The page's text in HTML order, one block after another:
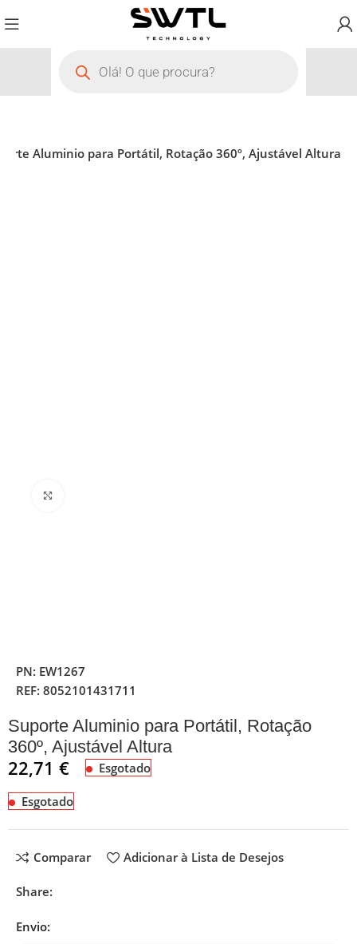
Aluminio para Portátil, Rotação 360º, Ajustável Altura
PN: EW1267
REF:8052101431711
Suporte Aluminio para Portátil, Rotação
360º, Ajustável Altura
22,71€ Esgotado
Esgotado
Comparar Adicionar à Lista de Desejos
Share:
Envio: